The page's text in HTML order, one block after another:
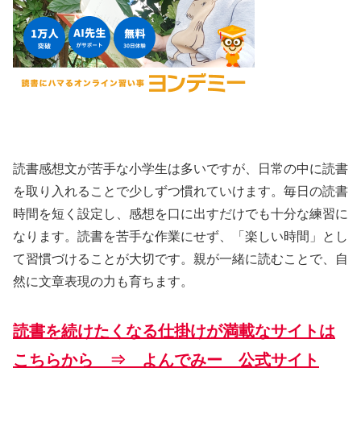
読書感想文が苦手な小学生は多いですが、日常の中に読書
を取り入れることで少しずつ慣れていけます。毎日の読書
時間を短く設定し、感想を口に出すだけでも十分な練習に
なります。読書を苦手な作業にせず、「楽しい時間」とし
て習慣づけることが大切です。親が一緒に読むことで、自
然に文章表現の力も育ちます。
読書を続けたくなる仕掛けが満載なサイトは
こちらから ⇒ よんでみー 公式サイト